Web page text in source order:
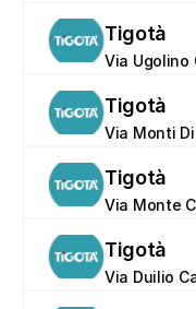
Tigotà
Via Ugolino
Tigotà
Via Monti Di
Tigotà
Via Monte
Tigotà
Via Duilio